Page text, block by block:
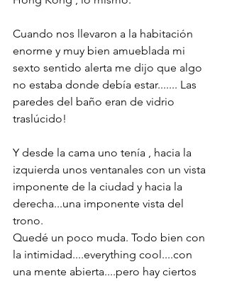
Cuando nos llevaron a la habitación
enorme y muy bien amueblada mi
sexto sentido alerta me dijo que algo
no estaba donde debía estar....... Las
paredes del baño eran de vidrio
traslúcido!
Y desde la cama uno tenía , hacia la
izquierda unos ventanales con un vista
imponente de la ciudad y hacia la
derecha...una imponente vista del
trono.
Quedé un poco muda. Todo bien con
la intimidad....everything cool....con
una mente abierta....pero hay ciertos